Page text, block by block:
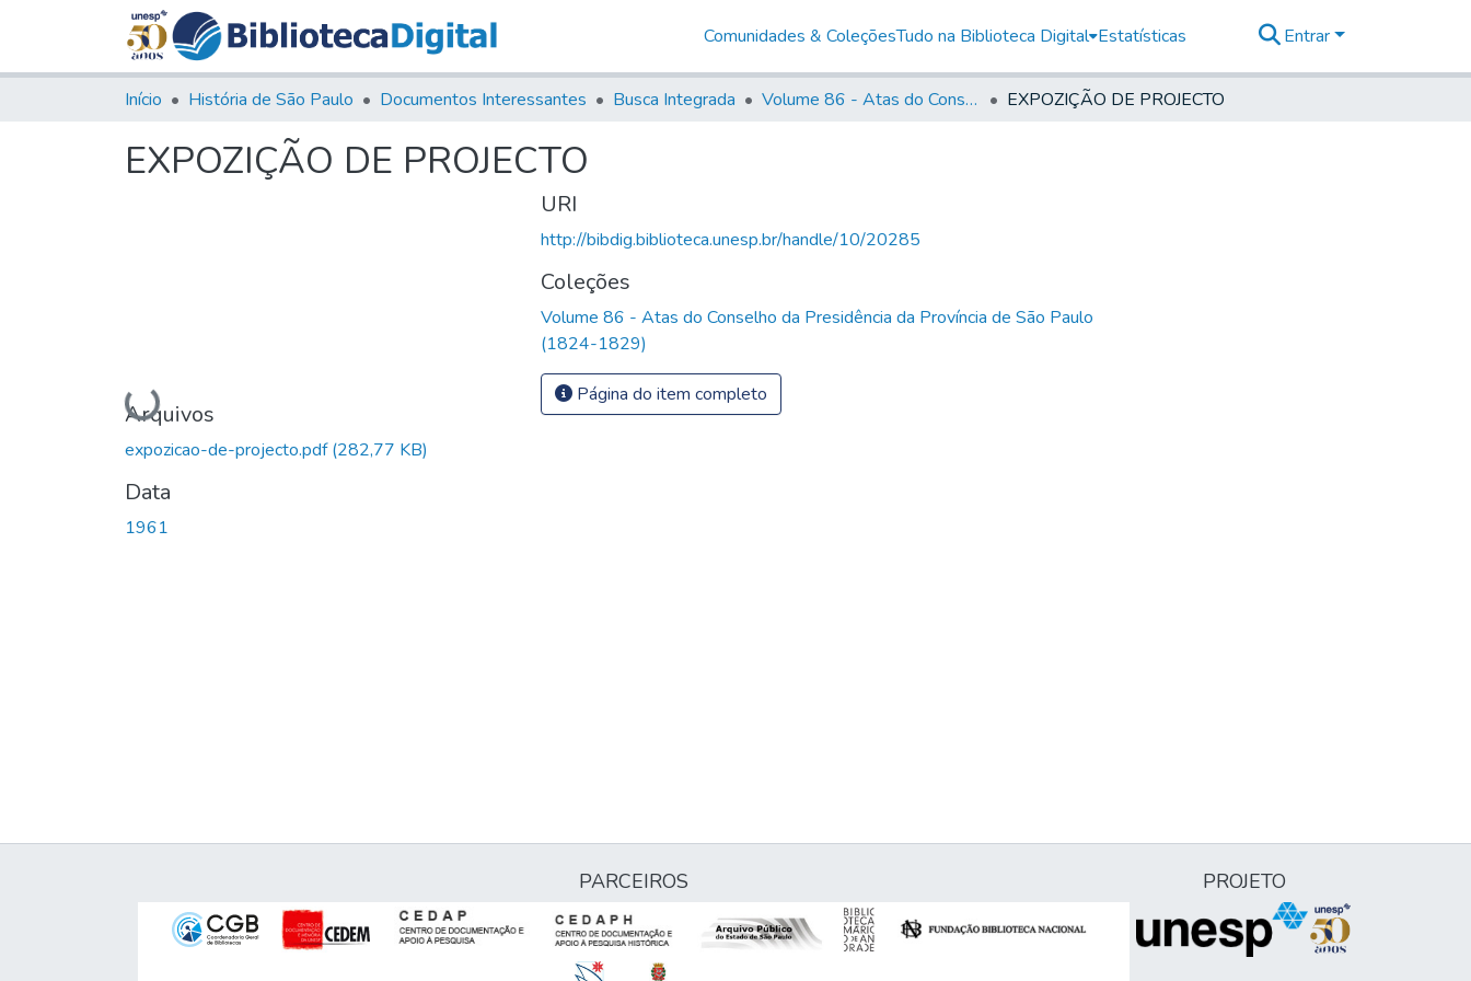
Comunidades & ColeçõesTudo na Biblioteca Digital Estatísticas Entrar
Início História de São Paulo Documentos Interessantes Busca Integrada Volume 86 - Atas do Conselho da Presidência da Província de São Paulo (1824-1829) EXPOZIÇÃO DE PROJECTO
EXPOZIÇÃO DE PROJECTO
Carregando...
Arquivos
expozicao-de-projecto.pdf(282,77 KB)
Data
1961
URI
http://bibdig.biblioteca.unesp.br/handle/10/20285
Coleções
Volume 86 - Atas do Conselho da Presidência da Província de São Paulo
(1824-1829)
Página do item completo
PARCEIROS PROJETO